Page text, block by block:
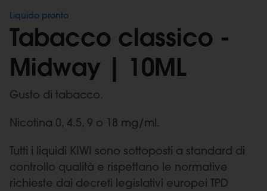
Liquido pronto
Tabacco classico -
Midway | 10ML
Gusto di tabacco.
Nicotina 0, 4.5, 9 o 18 mg/ml.
Tutti i liquidi KIWI sono sottoposti a standard di
controllo qualità e rispettano le normative
richieste dai decreti legislativi europei TPD